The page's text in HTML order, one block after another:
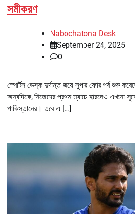
সমীকরণ
Nabochatona Desk
September 24, 2025
0
স্পোর্টস ডেস্ক দুর্দান্ত জয়ে সুপার ফোর পর্ব শুরু
অন্যদিকে, নিজেদের প্রথম ম্যাচে হারলেও এখনো
পাকিস্তানের। তবে এ […]